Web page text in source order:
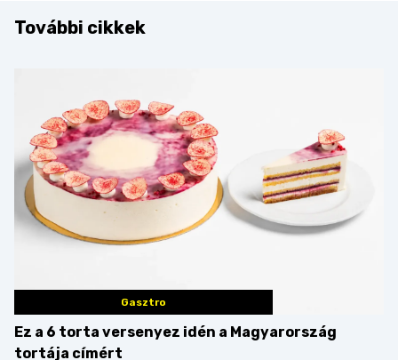
További cikkek
Gasztro
Ez a 6 torta versenyez idén a Magyarország
tortája címért